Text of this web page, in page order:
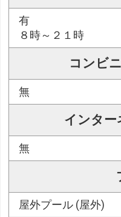
有
８時～２１時
コンビ
無
インター
無
屋外プール (屋外)